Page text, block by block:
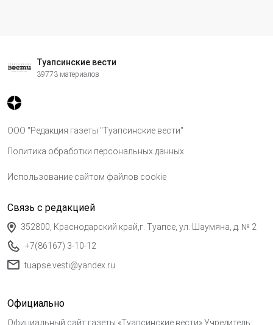
Туапсинские вести
39773 материалов
ООО "Редакция газеты "Туапсинские вести"
Политика обработки персональных данных
Использование сайтом файлов cookie
Связь с редакцией
352800, Краснодарский край,г. Туапсе, ул. Шаумяна, д. № 2
+7(86167) 3-10-12
tuapse.vesti@yandex.ru
Официально
Официальный сайт газеты «Туапсинские вести» Учредитель: